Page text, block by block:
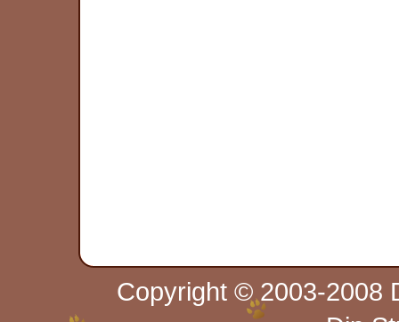
Copyright © 2003-2008